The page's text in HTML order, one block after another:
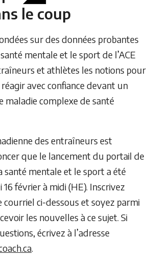
le coup
sur des données probantes
mentale et le sport de l’ACE
et athlètes les notions pour
avec confiance devant un
maladie complexe de santé
des entraîneurs est
que le lancement du portail de
santé mentale et le sport a été
16 février à midi (HE). Inscrivez
courriel ci-dessous et soyez parmi
les nouvelles à ce sujet. Si
écrivez à l’adresse
.